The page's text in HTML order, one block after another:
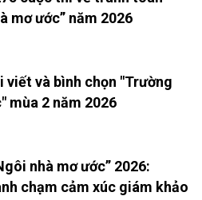
mơ ước” năm 2026
viết và bình chọn "Trường
mùa 2 năm 2026
nhà mơ ước” 2026:
chạm cảm xúc giám khảo